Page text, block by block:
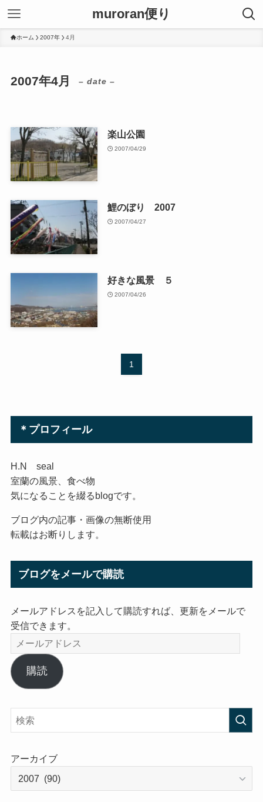
muroran便り
ホーム 2007年 4月
2007年4月 – date –
楽山公園
2007/04/29
鯉のぼり 2007
2007/04/27
好きな風景 ５
2007/04/26
1
＊プロフィール
H.N seal
室蘭の風景、食べ物
気になることを綴るblogです。
ブログ内の記事・画像の無断使用
転載はお断りします。
ブログをメールで購読
メールアドレスを記入して購読すれば、更新をメールで
受信できます。
メ
ー
ル
ア
ス
購読
アーカイブ